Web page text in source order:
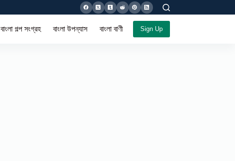
বাংলা গল্প সংগ্রহ বাংলা উপন্যাস বাংলা বাণী সমগ্র Sign Up